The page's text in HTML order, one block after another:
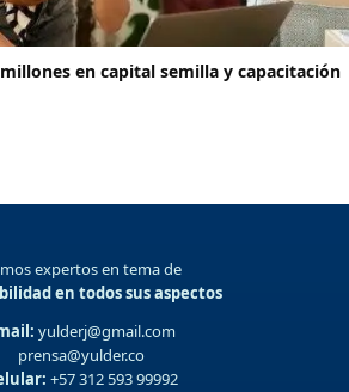
en capital semilla y capacitación
expertos en tema de
en todos sus aspectos
yulderj@gmail.com
prensa@yulder.co
+57 312 593 99992